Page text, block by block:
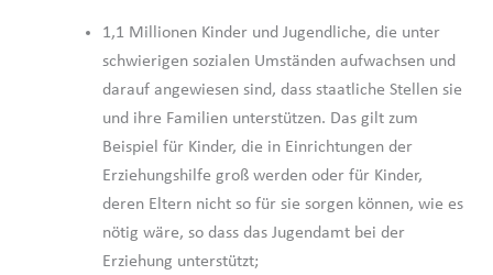
1,1 Millionen Kinder und Jugendliche, die unter
schwierigen sozialen Umständen aufwachsen und
darauf angewiesen sind, dass staatliche Stellen sie
und ihre Familien unterstützen. Das gilt zum
Beispiel für Kinder, die in Einrichtungen der
Erziehungshilfe groß werden oder für Kinder,
deren Eltern nicht so für sie sorgen können, wie es
nötig wäre, so dass das Jugendamt bei der
Erziehung unterstützt;